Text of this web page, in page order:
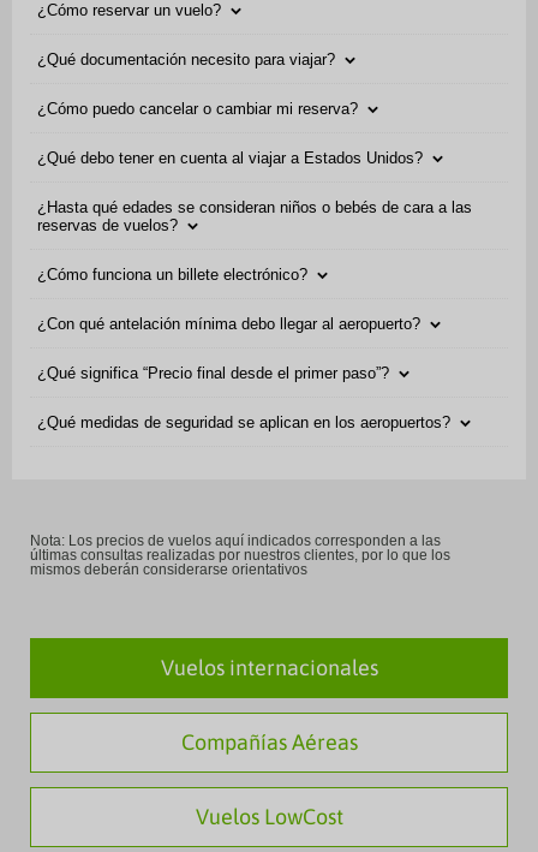
¿Cómo reservar un vuelo?
¿Qué documentación necesito para viajar?
¿Cómo puedo cancelar o cambiar mi reserva?
¿Qué debo tener en cuenta al viajar a Estados Unidos?
¿Hasta qué edades se consideran niños o bebés de cara a las
reservas de vuelos?
¿Cómo funciona un billete electrónico?
¿Con qué antelación mínima debo llegar al aeropuerto?
¿Qué significa “Precio final desde el primer paso”?
¿Qué medidas de seguridad se aplican en los aeropuertos?
Nota: Los precios de vuelos aquí indicados corresponden a las
últimas consultas realizadas por nuestros clientes, por lo que los
mismos deberán considerarse orientativos
Vuelos internacionales
Compañías Aéreas
Vuelos LowCost